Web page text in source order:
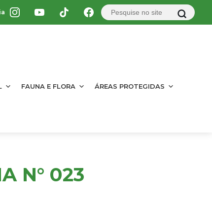
FAUNA E FLORA ÁREAS PROTEGIDAS
N° 023